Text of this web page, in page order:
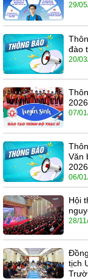
29/
đào
20/
2026
07/
Văn
2026
06/
Hội
28/
tịch